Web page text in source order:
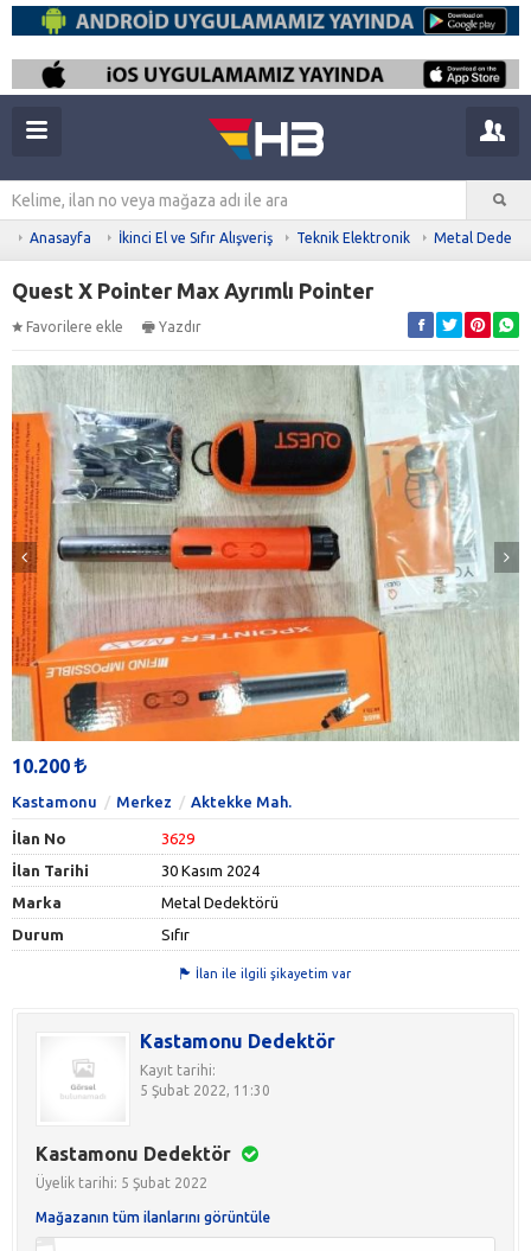
Anasayfa İkinci El ve Sıfır Alışveriş Teknik Elektronik Metal
Quest X Pointer Max Ayrımlı Pointer
Favorilere ekle Yazdır
10.200
Kastamonu Merkez Aktekke Mah.
İlan No
3629
İlan Tarihi
30 Kasım 2024
Marka
Metal Dedektörü
Durum
Sıfır
İlan ile ilgili şikayetim var
Kastamonu Dedektör
Kayıt tarihi:
5 Şubat 2022, 11:30
Kastamonu Dedektör
Üyelik tarihi: 5 Şubat 2022
Mağazanın tüm ilanlarını görüntüle